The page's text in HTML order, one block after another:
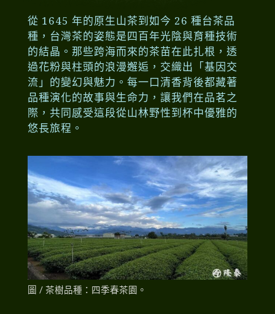
從 1645 年的原生山茶到如今 26 種台茶品
種，台灣茶的姿態是四百年光陰與育種技術
的結晶。那些跨海而來的茶苗在此扎根，透
過花粉與柱頭的浪漫邂逅，交織出「基因交
流」的變幻與魅力。每一口清香背後都藏著
品種演化的故事與生命力，讓我們在品茗之
際，共同感受這段從山林野性到杯中優雅的
悠長旅程。
圖 / 茶樹品種：四季春茶園。